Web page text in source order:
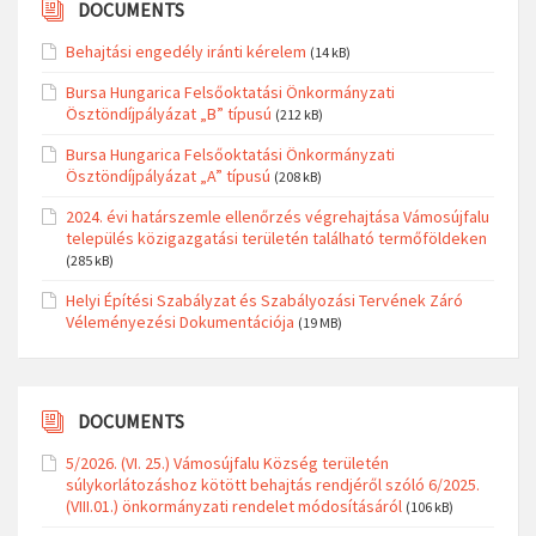
DOCUMENTS
Behajtási engedély iránti kérelem (14 kB)
Bursa Hungarica Felsőoktatási Önkormányzati
Ösztöndíjpályázat „B” típusú (212 kB)
Bursa Hungarica Felsőoktatási Önkormányzati
Ösztöndíjpályázat „A” típusú (208 kB)
2024. évi határszemle ellenőrzés végrehajtása Vámosújfalu
település közigazgatási területén található termőföldeken
(285 kB)
Helyi Építési Szabályzat és Szabályozási Tervének Záró
Véleményezési Dokumentációja (19 MB)
DOCUMENTS
5/2026. (VI. 25.) Vámosújfalu Község területén
súlykorlátozáshoz kötött behajtás rendjéről szóló 6/2025.
(VIII.01.) önkormányzati rendelet módosításáról (106 kB)